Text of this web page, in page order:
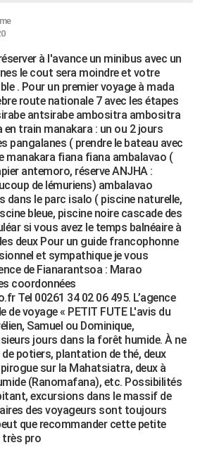
à l'avance un minibus avec un
le cout sera moindre et votre
. Pour un premier voyage à mada
route nationale 7 avec les étapes
antsirabe ambositra ambositra
train manakara : un ou 2 jours
pangalanes ( prendre le bateau avec
manakara fiana fiana ambalavao (
antemoro, réserve ANJHA :
de lémuriens) ambalavao
dans le parc isalo ( piscine naturelle,
bleue, piscine noire cascade des
si vous avez le temps balnéaire à
deux Pour un guide francophonne
et sympathique je vous
de Fianarantsoa : Marao
coordonnées
Tel 00261 34 02 06 495. L’agence
de voyage « PETIT FUTE L'avis du
Samuel ou Dominique,
jours dans la forêt humide. À ne
potiers, plantation de thé, deux
sur la Mahatsiatra, deux à
(Ranomafana), etc. Possibilités
excursions dans le massif de
des voyageurs sont toujours
que recommander cette petite
très pro